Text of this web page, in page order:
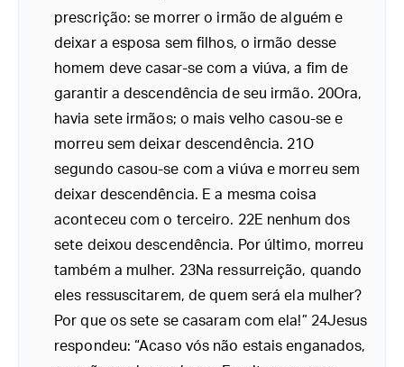
prescrição: se morrer o irmão de alguém e
deixar a esposa sem filhos, o irmão desse
homem deve casar-se com a viúva, a fim de
garantir a descendência de seu irmão. 20Ora,
havia sete irmãos; o mais velho casou-se e
morreu sem deixar descendência. 21O
segundo casou-se com a viúva e morreu sem
deixar descendência. E a mesma coisa
aconteceu com o terceiro. 22E nenhum dos
sete deixou descendência. Por último, morreu
também a mulher. 23Na ressurreição, quando
eles ressuscitarem, de quem será ela mulher?
Por que os sete se casaram com ela!” 24Jesus
respondeu: “Acaso vós não estais enganados,